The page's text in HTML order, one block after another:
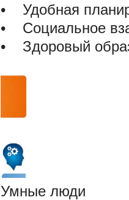
• Удобная
• Социальное
• Здоровый
Умные люди